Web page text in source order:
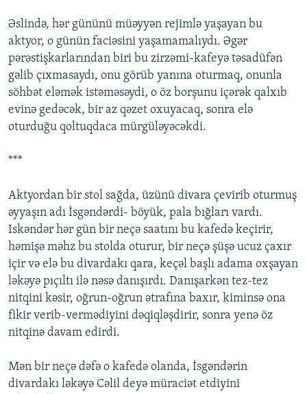
Əslində, hər gününü müəyyən rejimlə yaşayan bu
aktyor, o günün faciəsini yaşamamalıydı. Əgər
pərəstişkarlarından biri bu zirzəmi-kafeyə təsadüfən
gəlib çıxmasaydı, onu görüb yanına oturmaq, onunla
söhbət eləmək istəməsəydi, o öz borşunu içərək qalxıb
evinə gedəcək, bir az qəzet oxuyacaq, sonra elə
oturduğu qoltuqdaca mürgüləyəcəkdi.
***
Aktyordan bir stol sağda, üzünü divara çevirib oturmuş
əyyaşın adı İsgəndərdi- böyük, pala bığları vardı.
Iskəndər hər gün bir neçə saatını bu kafedə keçirir,
həmişə məhz bu stolda oturur, bir neçə şüşə ucuz çaxır
içir və elə bu divardakı qara, keçəl başlı adama oxşayan
ləkəyə pıçıltı ilə nəsə danışırdı. Danışarkən tez-tez
nitqini kəsir, oğrun-oğrun ətrafına baxır, kiminsə ona
fikir verib-vermədiyini dəqiqləşdirir, sonra yenə öz
nitqinə davam edirdi.
Mən bir neçə dəfə o kafedə olanda, İsgəndərin
divardakı ləkəyə Cəlil deyə müraciət etdiyini